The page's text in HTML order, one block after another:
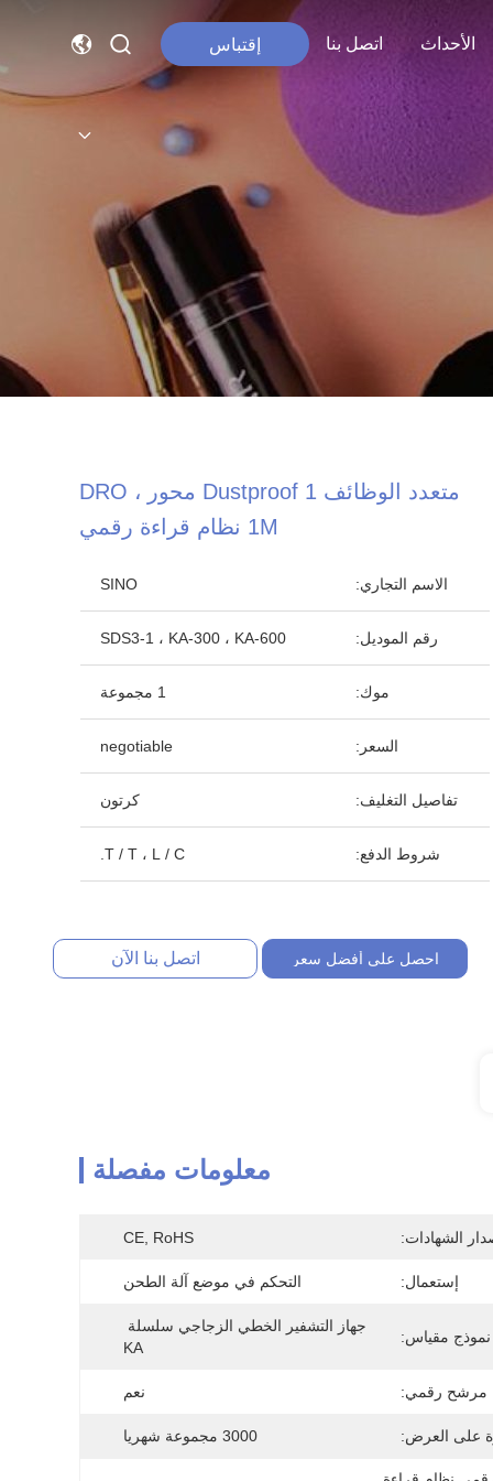
الأحداث اتصل بنا إقتباس
متعدد الوظائف Dustproof 1 محور DRO ،
1M نظام قراءة رقمي
الاسم التجاري: SINO
رقم الموديل: SDS3-1 ، KA-300 ، KA-600
موك: 1 مجموعة
السعر: negotiable
تفاصيل التغليف: كرتون
شروط الدفع: T / T ، L / C.
احصل على أفضل سعر اتصل بنا الآن
معلومات مفصلة
الشهادات: CE, RoHS
إستعمال: التحكم في موضع آلة الطحن
نموذج مقياس:
KA
مرشح رقمي: نعم
على العرض: 3000 مجموعة شهريا